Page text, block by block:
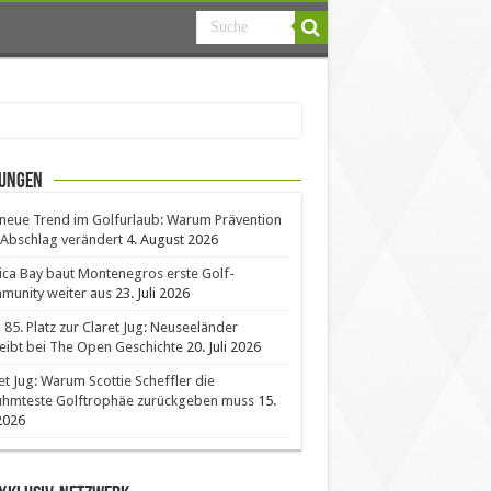
Trend im Golfurlaub: Warum Prävention
verändert 4. August 2026
Bay baut Montenegros erste Golf-
weiter aus 23. Juli 2026
85. Platz zur Claret Jug: Neuseeländer
bei The Open Geschichte 20. Juli 2026
Jug: Warum Scottie Scheffler die
Golftrophäe zurückgeben muss 15.